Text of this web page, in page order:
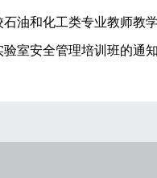
油和化工类专业教师教
室安全管理培训班的通知